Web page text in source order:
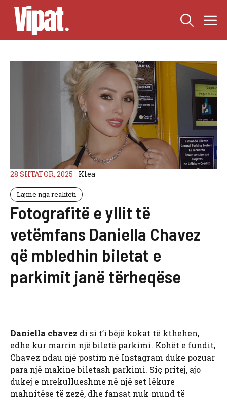
Skip
content
28 SHTATOR, 2025 Klea
Lajme nga realiteti
Fotografitë e yllit të
vetëmfans Daniella Chavez
që mbledhin biletat e
parkimit janë tërheqëse
Daniella chavez di si t’i bëjë kokat të kthehen,
edhe kur marrin një biletë parkimi. Kohët e fundit,
Chavez ndau një postim në Instagram duke pozuar
para një makine biletash parkimi. Siç pritej, ajo
dukej e mrekullueshme në një set lëkure
mahnitëse të zezë, dhe fansat nuk mund të